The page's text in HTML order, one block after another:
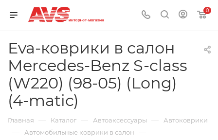
0
Eva-коврики в салон
Mercedes-Benz S-class
(W220) (98-05) (Long)
(4-matic)
Главная — Каталог — Автоаксессуары — Автоковрики
— Автомобильные коврики в салон —